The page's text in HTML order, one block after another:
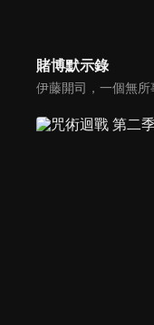
賭博默示錄